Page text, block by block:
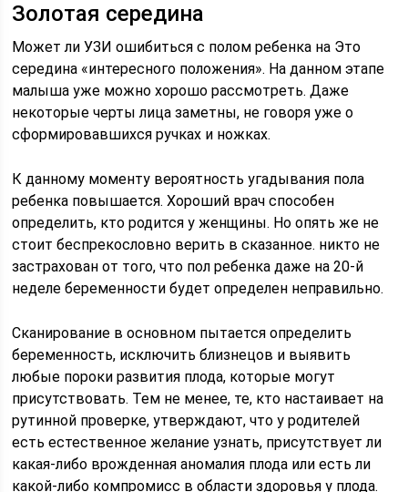
Золотая середина
Может ли УЗИ ошибиться с полом ребенка на Это
середина «интересного положения». На данном этапе
малыша уже можно хорошо рассмотреть. Даже
некоторые черты лица заметны, не говоря уже о
сформировавшихся ручках и ножках.
К данному моменту вероятность угадывания пола
ребенка повышается. Хороший врач способен
определить, кто родится у женщины. Но опять же не
стоит беспрекословно верить в сказанное. никто не
застрахован от того, что пол ребенка даже на 20-й
неделе беременности будет определен неправильно.
Сканирование в основном пытается определить
беременность, исключить близнецов и выявить
любые пороки развития плода, которые могут
присутствовать. Тем не менее, те, кто настаивает на
рутинной проверке, утверждают, что у родителей
есть естественное желание узнать, присутствует ли
какая-либо врожденная аномалия плода или есть ли
какой-либо компромисс в области здоровья у плода.